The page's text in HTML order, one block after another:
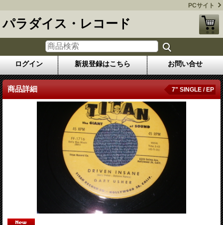
PCサイト
パラダイス・レコード
ログイン 新規登録はこちら お問い合せ
商品詳細 7" SINGLE / EP